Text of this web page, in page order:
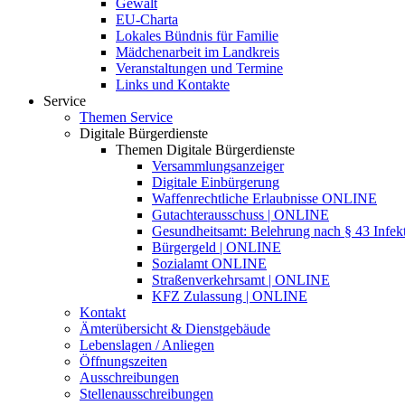
EU-Charta
Lokales Bündnis für Familie
Mädchenarbeit im Landkreis
Veranstaltungen und Termine
Links und Kontakte
Service
Themen Service
Digitale Bürgerdienste
Themen Digitale Bürgerdienste
Versammlungsanzeiger
Digitale Einbürgerung
Waffenrechtliche Erlaubnisse ONLINE
Gutachterausschuss | ONLINE
Gesundheitsamt: Belehrung nach § 43
Bürgergeld | ONLINE
Sozialamt ONLINE
Straßenverkehrsamt | ONLINE
KFZ Zulassung | ONLINE
Kontakt
Ämterübersicht & Dienstgebäude
Lebenslagen / Anliegen
Öffnungszeiten
Ausschreibungen
Stellenausschreibungen